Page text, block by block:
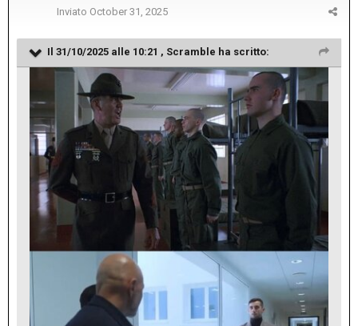
Inviato October 31, 2025
Il 31/10/2025 alle 10:21 , Scramble ha scritto: